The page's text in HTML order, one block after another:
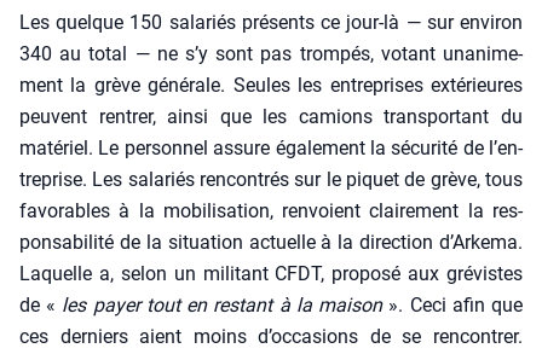
Les quelque 150 sala­riés pré­sents ce jour-là — sur envi­ron
340 au total — ne s’y sont pas trom­pés, votant una­ni­me­
ment la grève géné­rale. Seules les entre­prises exté­rieures
peuvent ren­trer, ain­si que les camions trans­por­tant du
maté­riel. Le per­son­nel assure éga­le­ment la sécu­ri­té de l’en­
tre­prise. Les sala­riés ren­con­trés sur le piquet de grève, tous
favo­rables à la mobi­li­sa­tion, ren­voient clai­re­ment la res­
pon­sa­bi­li­té de la situa­tion actuelle à la direc­tion d’Ar­ke­ma.
Laquelle a, selon un mili­tant CFDT, pro­po­sé aux gré­vistes
de « les payer tout en res­tant à la mai­son». Ceci afin que
ces der­niers aient moins d’oc­ca­sions de se ren­con­trer.